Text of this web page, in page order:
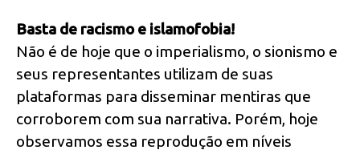
Basta de racismo e islamofobia!
Não é de hoje que o imperialismo, o sionismo e
seus representantes utilizam de suas
plataformas para disseminar mentiras que
corroborem com sua narrativa. Porém, hoje
observamos essa reprodução em níveis